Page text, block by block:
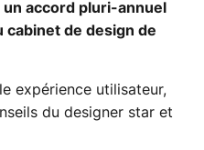
accord pluri-annuel
cabinet de design de
expérience utilisateur,
du designer star et